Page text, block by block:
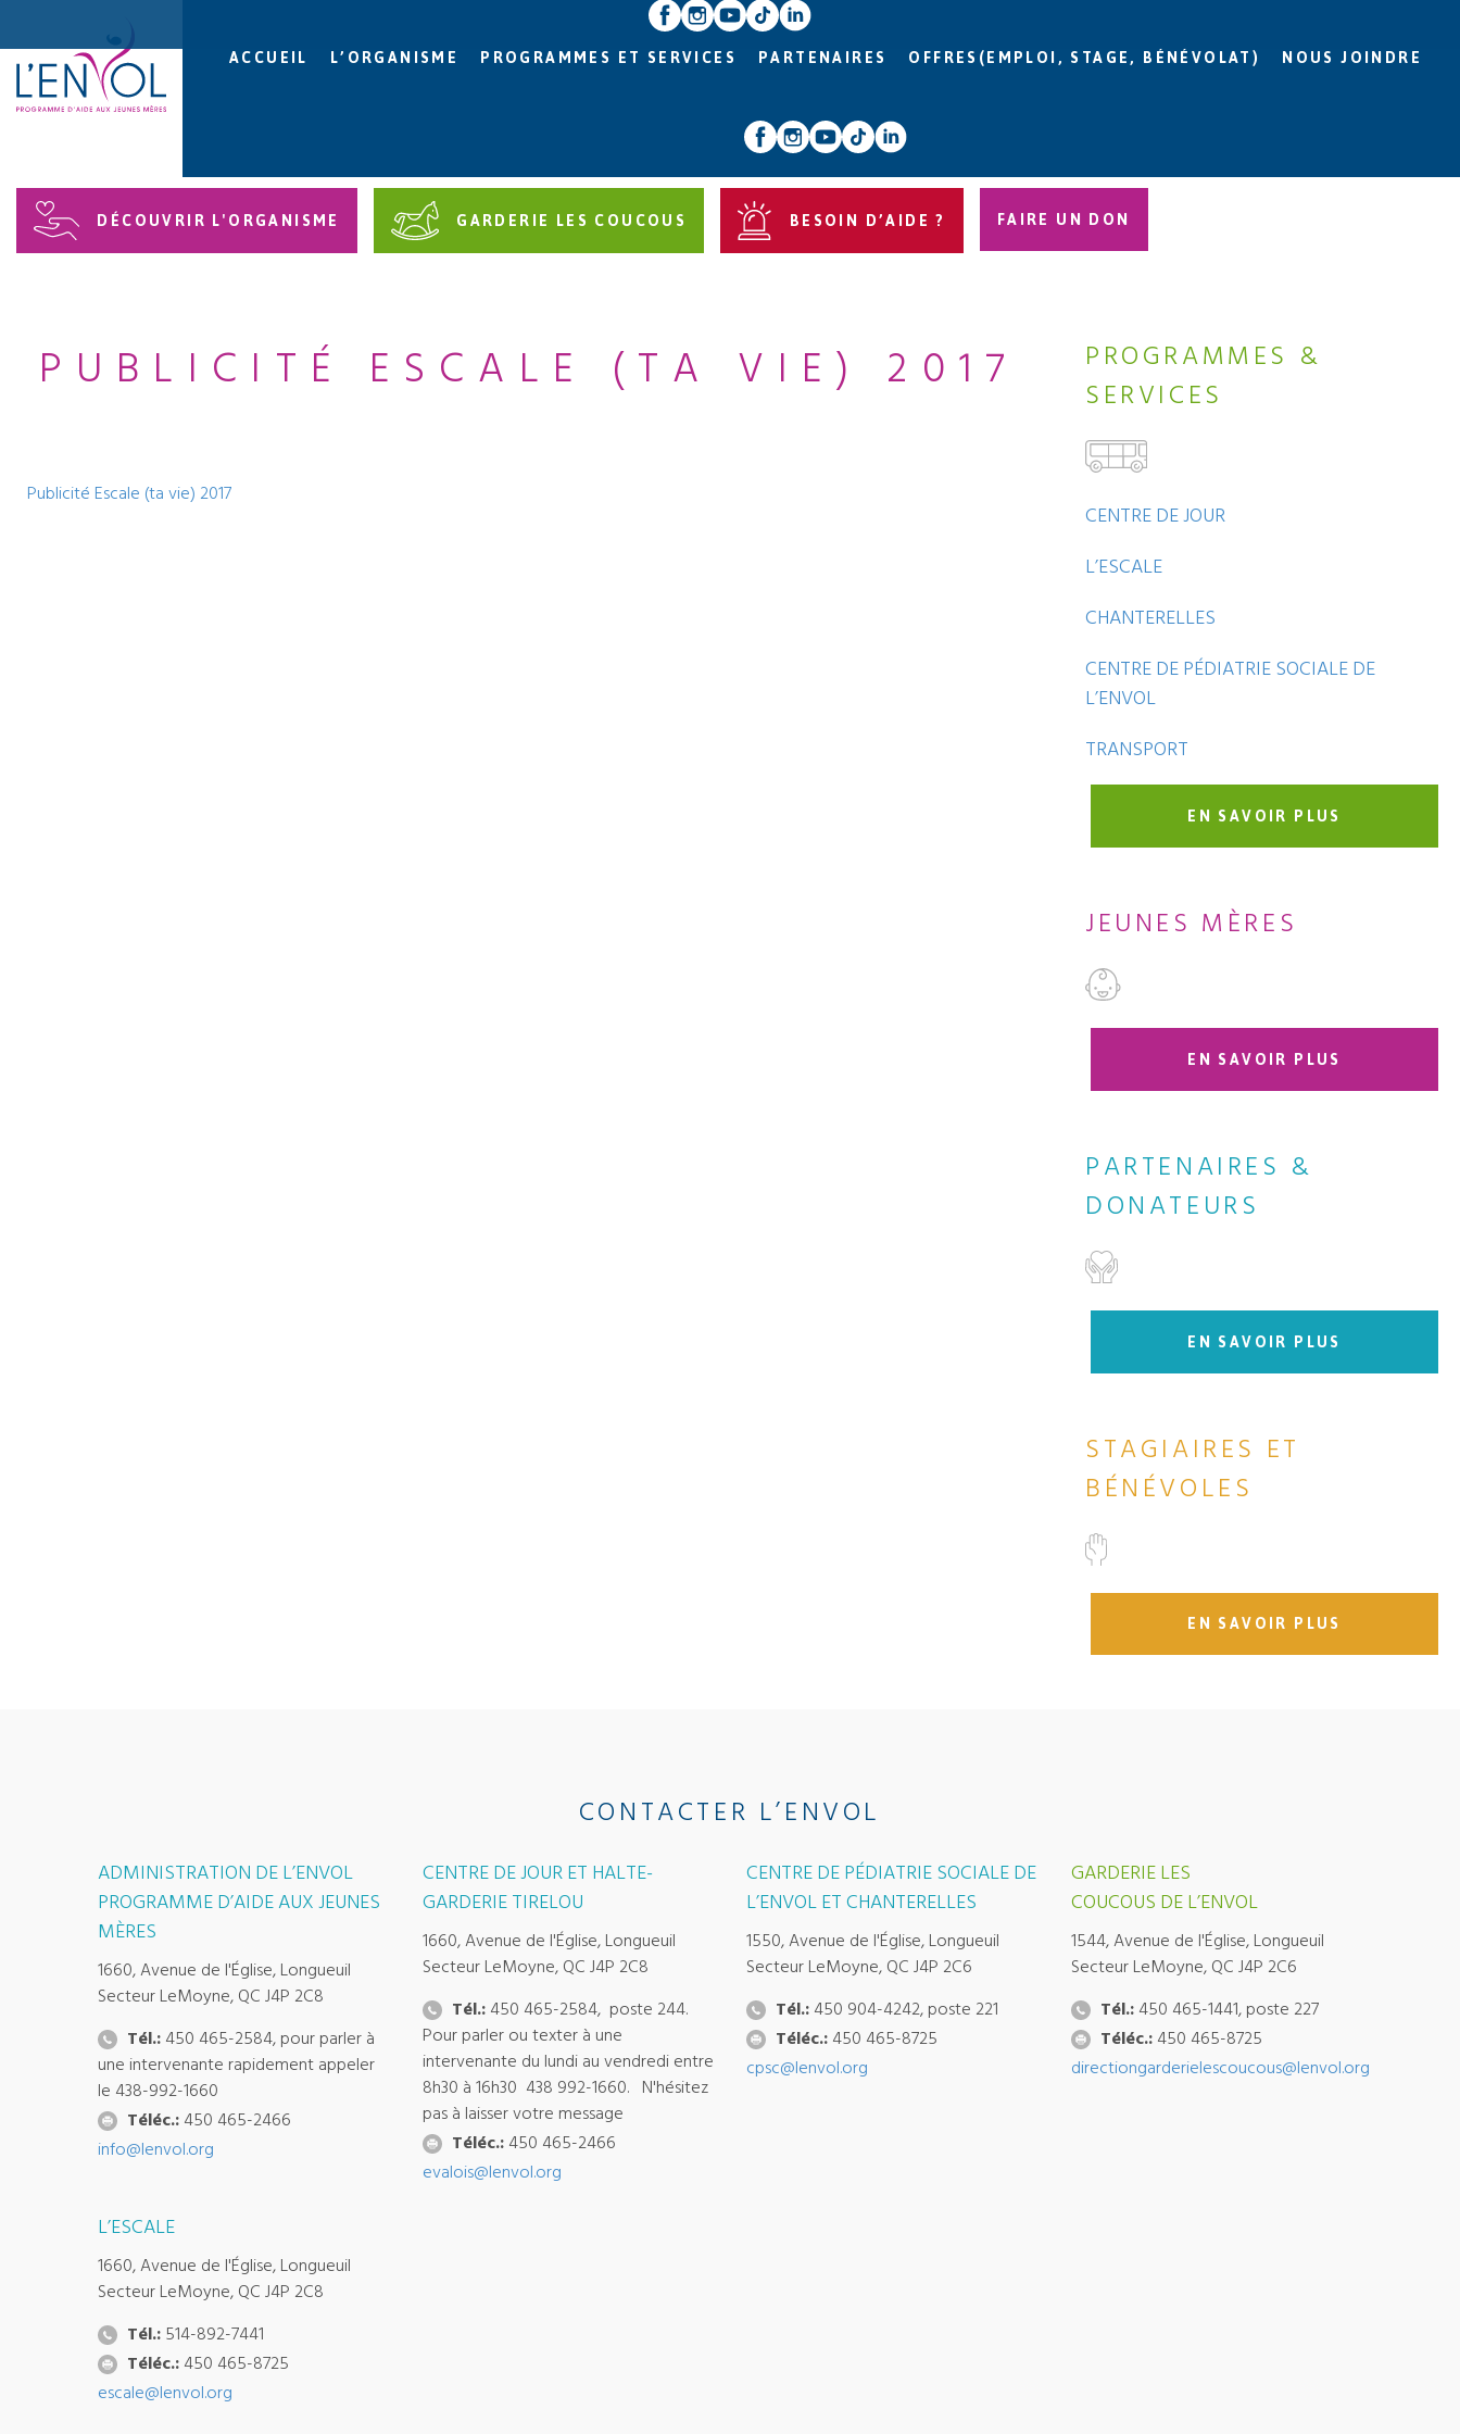
ACCUEIL L’ORGANISME PROGRAMMES ET SERVICES PARTENAIRES OFFRES(EMPLOI, STAGE, BÉNÉVOLAT) NOUS JOINDRE
DÉCOUVRIR L'ORGANISME GARDERIE LES COUCOUS BESOIN D’AIDE ? FAIRE UN DON
PUBLICITÉ ESCALE (TA VIE) 2017
Publicité Escale (ta vie) 2017
PROGRAMMES &
SERVICES
CENTRE DE JOUR
L’ESCALE
CHANTERELLES
CENTRE DE PÉDIATRIE SOCIALE DE
L’ENVOL
TRANSPORT
EN SAVOIR PLUS
JEUNES MÈRES
EN SAVOIR PLUS
PARTENAIRES &
DONATEURS
EN SAVOIR PLUS
STAGIAIRES ET
BÉNÉVOLES
EN SAVOIR PLUS
CONTACTER L’ENVOL
ADMINISTRATION DE L’ENVOL
PROGRAMME D’AIDE AUX JEUNES
MÈRES
1660, Avenue de l'Église, Longueuil
Secteur LeMoyne, QC J4P 2C8
Tél.: 450 465-2584, pour parler à
une intervenante rapidement appeler
le 438-992-1660
Téléc.: 450 465-2466
info@lenvol.org
CENTRE DE JOUR ET HALTE-
GARDERIE TIRELOU
1660, Avenue de l'Église, Longueuil
Secteur LeMoyne, QC J4P 2C8
Tél.:450 465-2584, poste 244.
Pour parler ou texter à une
intervenante du lundi au vendredi entre
8h30 à 16h30 438 992-1660. N'hésitez
pas à laisser votre message
Téléc.:450 465-2466
evalois@lenvol.org
CENTRE DE PÉDIATRIE SOCIALE DE
L’ENVOL ET CHANTERELLES
1550, Avenue de l'Église, Longueuil
Secteur LeMoyne, QC J4P 2C6
Tél.: 450 904-4242, poste 221
Téléc.: 450 465-8725
cpsc@lenvol.org
GARDERIE LES
COUCOUS DE L’ENVOL
1544, Avenue de l'Église, Longueuil
Secteur LeMoyne, QC J4P 2C6
Tél.:450 465-1441, poste 227
Téléc.:450 465-8725
directiongarderielescoucous@lenvol.org
L’ESCALE
1660, Avenue de l'Église, Longueuil
Secteur LeMoyne, QC J4P 2C8
Tél.: 514-892-7441
Téléc.: 450 465-8725
escale@lenvol.org